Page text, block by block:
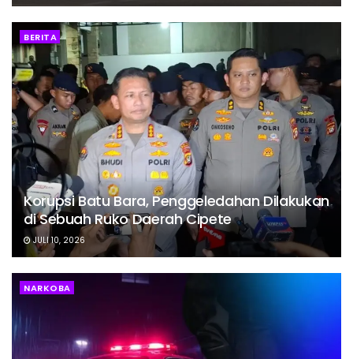
BERITA
Korupsi Batu Bara, Penggeledahan Dilakukan
di Sebuah Ruko Daerah Cipete
JULI 10, 2026
NARKOBA